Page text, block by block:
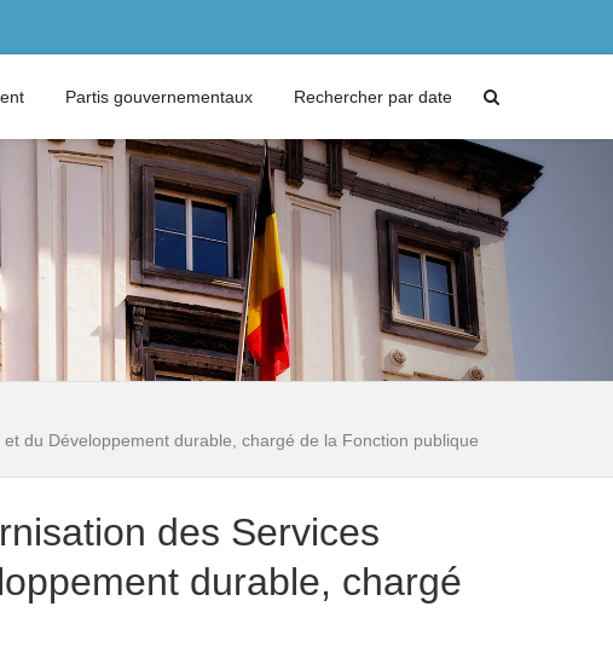
Partis gouvernementaux Rechercher par date
du Développement durable, chargé de la Fonction publique
des Services
durable, chargé